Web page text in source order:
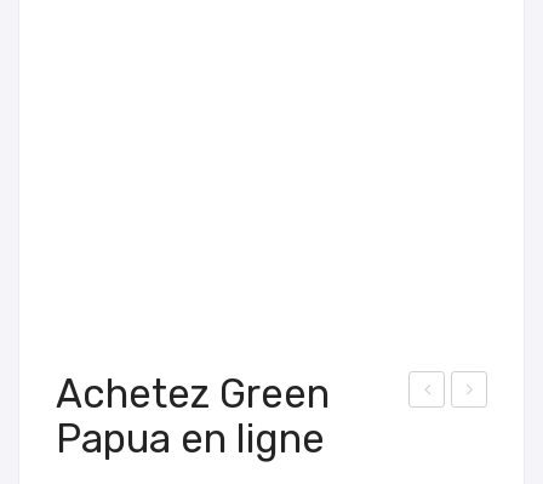
Achetez Green
Papua en ligne